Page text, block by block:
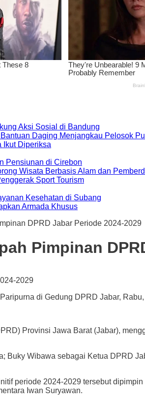
Aksi Sosial di Bandung
Daging Menjangkau Pelosok
Ikut Diperiksa
Pensiunan di Cirebon
Wisata Berbasis Alam dan
Sport Tourism
Kesehatan di Subang
Armada Khusus
DPRD Jabar Periode 2024-2029
Pimpinan
di Gedung DPRD Jabar,
Provinsi Jawa Barat (Jabar),
Wibawa sebagai Ketua DPRD
periode 2024-2029 tersebut
Iwan Suryawan.